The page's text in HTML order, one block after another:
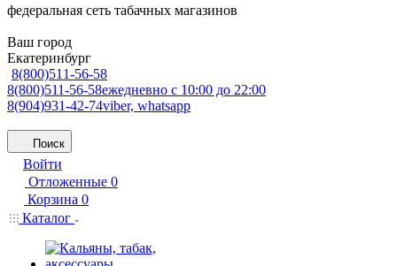
федеральная сеть табачных магазинов
Ваш город
Екатеринбург
8(800)511-56-58
8(800)511-56-58ежедневно с 10:00 до 22:00
8(904)931-42-74viber, whatsapp
Поиск
Войти
Отложенные 0
Корзина 0
Каталог